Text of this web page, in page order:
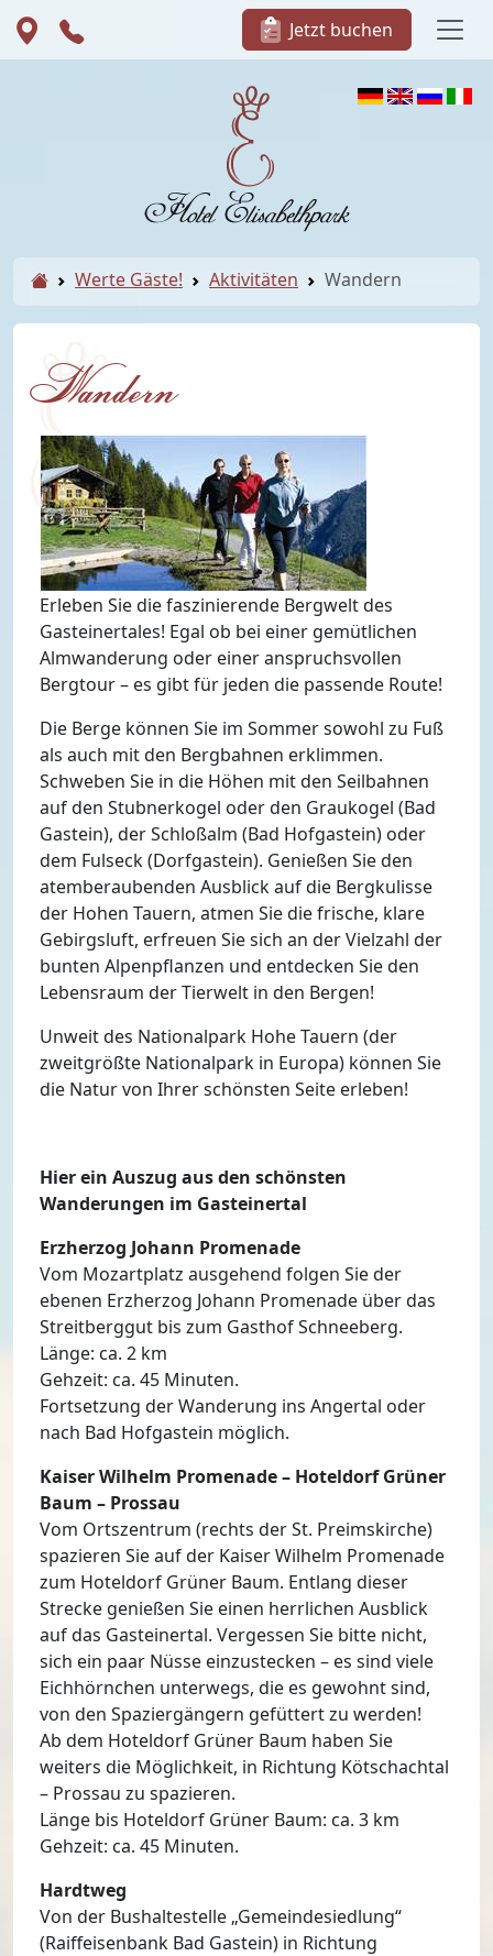
Jetzt buchen
Werte Gäste! Aktivitäten Wandern
Wandern
Erleben Sie die faszinierende Bergwelt des
Gasteinertales! Egal ob bei einer gemütlichen
Almwanderung oder einer anspruchsvollen
Bergtour – es gibt für jeden die passende Route!
Die Berge können Sie im Sommer sowohl zu Fuß
als auch mit den Bergbahnen erklimmen.
Schweben Sie in die Höhen mit den Seilbahnen
auf den Stubnerkogel oder den Graukogel (Bad
Gastein), der Schloßalm (Bad Hofgastein) oder
dem Fulseck (Dorfgastein). Genießen Sie den
atemberaubenden Ausblick auf die Bergkulisse
der Hohen Tauern, atmen Sie die frische, klare
Gebirgsluft, erfreuen Sie sich an der Vielzahl der
bunten Alpenpflanzen und entdecken Sie den
Lebensraum der Tierwelt in den Bergen!
Unweit des Nationalpark Hohe Tauern (der
zweitgrößte Nationalpark in Europa) können Sie
die Natur von Ihrer schönsten Seite erleben!
Hier ein Auszug aus den schönsten
Wanderungen im Gasteinertal
Erzherzog Johann Promenade
Vom Mozartplatz ausgehend folgen Sie der
ebenen Erzherzog Johann Promenade über das
Streitberggut bis zum Gasthof Schneeberg.
Länge: ca. 2 km
Gehzeit: ca. 45 Minuten.
Fortsetzung der Wanderung ins Angertal oder
nach Bad Hofgastein möglich.
Kaiser Wilhelm Promenade – Hoteldorf Grüner
Baum – Prossau
Vom Ortszentrum (rechts der St. Preimskirche)
spazieren Sie auf der Kaiser Wilhelm Promenade
zum Hoteldorf Grüner Baum. Entlang dieser
Strecke genießen Sie einen herrlichen Ausblick
auf das Gasteinertal. Vergessen Sie bitte nicht,
sich ein paar Nüsse einzustecken – es sind viele
Eichhörnchen unterwegs, die es gewohnt sind,
von den Spaziergängern gefüttert zu werden!
Ab dem Hoteldorf Grüner Baum haben Sie
weiters die Möglichkeit, in Richtung Kötschachtal
– Prossau zu spazieren.
Länge bis Hoteldorf Grüner Baum: ca. 3 km
Gehzeit: ca. 45 Minuten.
Hardtweg
Von der Bushaltestelle „Gemeindesiedlung“
(Raiffeisenbank Bad Gastein) in Richtung